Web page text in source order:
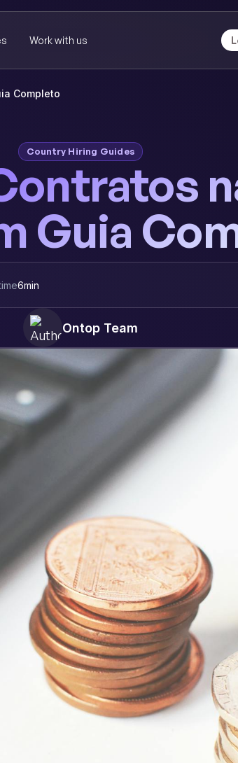
Work with us
Completo
Country Hiring Guides
Guia
6min
Ontop Team